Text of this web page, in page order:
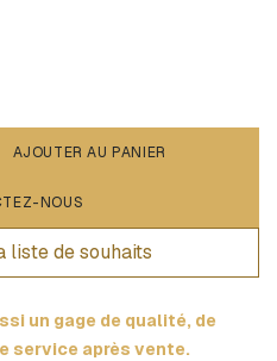
AJOUTER AU PANIER
NOUS
liste de souhaits
un gage de qualité, de
service après vente.